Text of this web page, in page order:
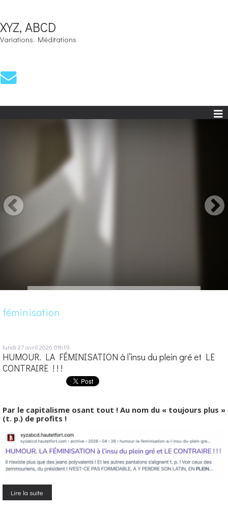
XYZ, ABCD
Variations. Méditations
féminisation
lundi 27avril 2026 01h19
HUMOUR. LA FÉMINISATION à l’insu du plein gré et LE
CONTRAIRE ! ! !
Par le capitalisme osant tout ! Au nom du « toujours plus »
(t. p.) de profits !
Lire la suite